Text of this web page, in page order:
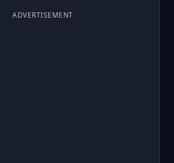
ADVERTISEMENT